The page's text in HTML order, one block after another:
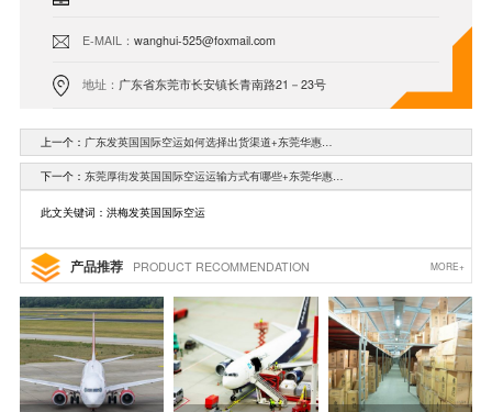
E-MAIL：wanghui-525@foxmail.com
地址： 广东省东莞市长安镇长青南路21－23号
上一个： 广东发英国国际空运如何选择出货渠道+东莞华惠…
下一个： 东莞厚街发英国国际空运运输方式有哪些+东莞华惠…
此文关键词：洪梅发英国国际空运
产品推荐 PRODUCT RECOMMENDATION MORE+